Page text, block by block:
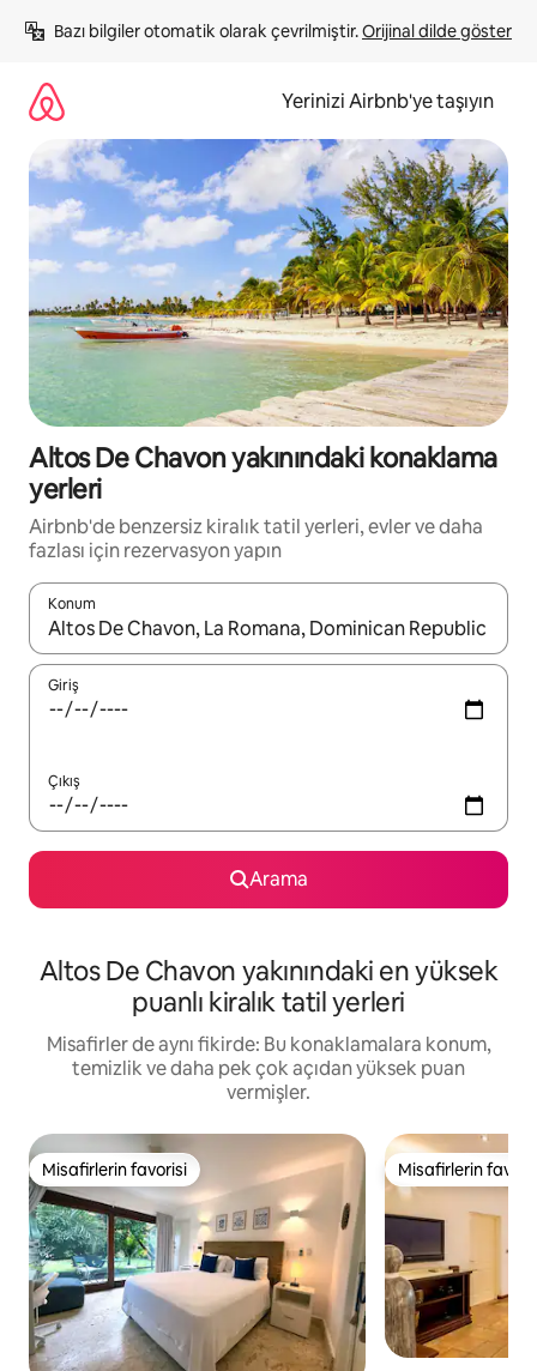
atla
Bazı bilgiler otomatik olarak çevrilmiştir. Orijinal dilde göster
Yerinizi Airbnb'ye taşıyın
Altos De Chavon yakınındaki konaklama
yerleri
Airbnb'de benzersiz kiralık tatil yerleri, evler ve daha
fazlası için rezervasyon yapın
Konum
Sonuçlar kullanılabilir olduğunda yukarı ve aşağı oklarıyla
Giriş
Çıkış
Arama
Altos De Chavon yakınındaki en yüksek
puanlı kiralık tatil yerleri
Misafirler de aynı fikirde: Bu konaklamalara konum,
temizlik ve daha pek çok açıdan yüksek puan
vermişler.
Misafirlerin favorisi
Misafirlerin favorisi Misafirlerin
Misafirlerin